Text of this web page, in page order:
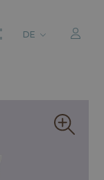
DE
DEUTSCH